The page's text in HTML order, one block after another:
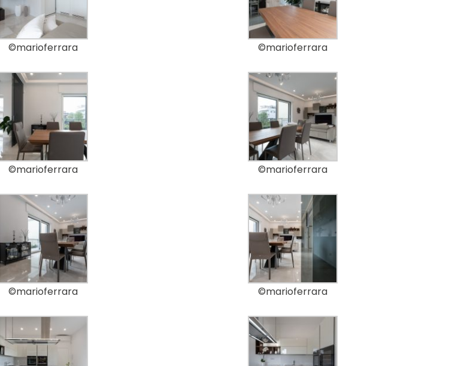
©marioferrara ©marioferrara
©marioferrara ©marioferrara
©marioferrara ©marioferrara